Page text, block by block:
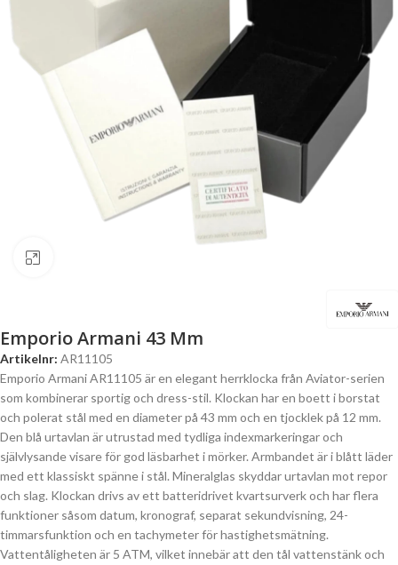
Emporio Armani 43 Mm
Artikelnr: AR11105
Emporio Armani AR11105 är en elegant herrklocka från Aviator-serien
som kombinerar sportig och dress-stil. Klockan har en boett i borstat
och polerat stål med en diameter på 43 mm och en tjocklek på 12 mm.
Den blå urtavlan är utrustad med tydliga indexmarkeringar och
självlysande visare för god läsbarhet i mörker. Armbandet är i blått läder
med ett klassiskt spänne i stål. Mineralglas skyddar urtavlan mot repor
och slag. Klockan drivs av ett batteridrivet kvartsurverk och har flera
funktioner såsom datum, kronograf, separat sekundvisning, 24-
timmarsfunktion och en tachymeter för hastighetsmätning.
Vattentåligheten är 5 ATM, vilket innebär att den tål vattenstänk och